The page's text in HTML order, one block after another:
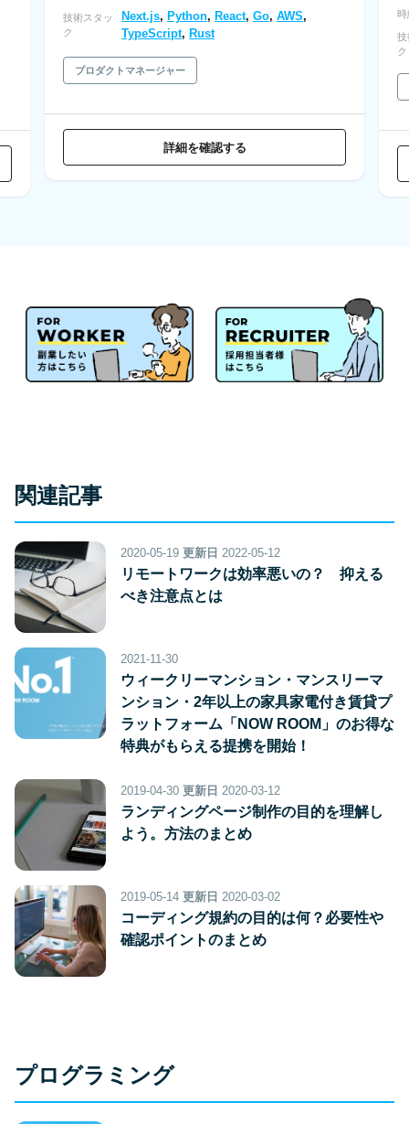
技術スタッ
ク
Next.js, Python, React, Go, AWS,
TypeScript, Rust
プロダクトマネージャー
詳細を確認する
時
技
ク
関連記事
2020-05-19 更新日 2022-05-12
リモートワークは効率悪いの？ 抑える
べき注意点とは
2021-11-30
ウィークリーマンション・マンスリーマ
ンション・2年以上の家具家電付き賃貸プ
ラットフォーム「NOW ROOM」のお得な
特典がもらえる提携を開始！
2019-04-30 更新日 2020-03-12
ランディングページ制作の目的を理解し
よう。方法のまとめ
2019-05-14 更新日 2020-03-02
コーディング規約の目的は何？必要性や
確認ポイントのまとめ
プログラミング